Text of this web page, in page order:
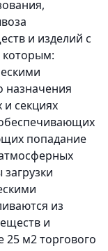
и изделий с
которым:
назначения
и секциях
попадание
из
и
25 м2 торгового